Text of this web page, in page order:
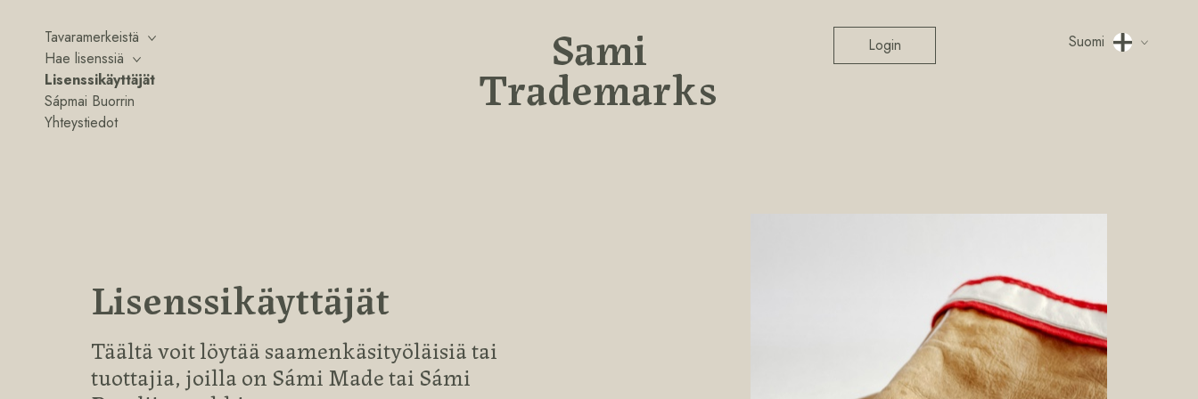
Tavaramerkeistä
Hae lisenssiä
Lisenssikäyttäjät
Sápmai Buorrin
Yhteystiedot
Sami
Trademarks
Login Suomi
Lisenssikäyttäjät
Täältä voit löytää saamenkäsityöläisiä tai
tuottajia, joilla on Sámi Made tai Sámi